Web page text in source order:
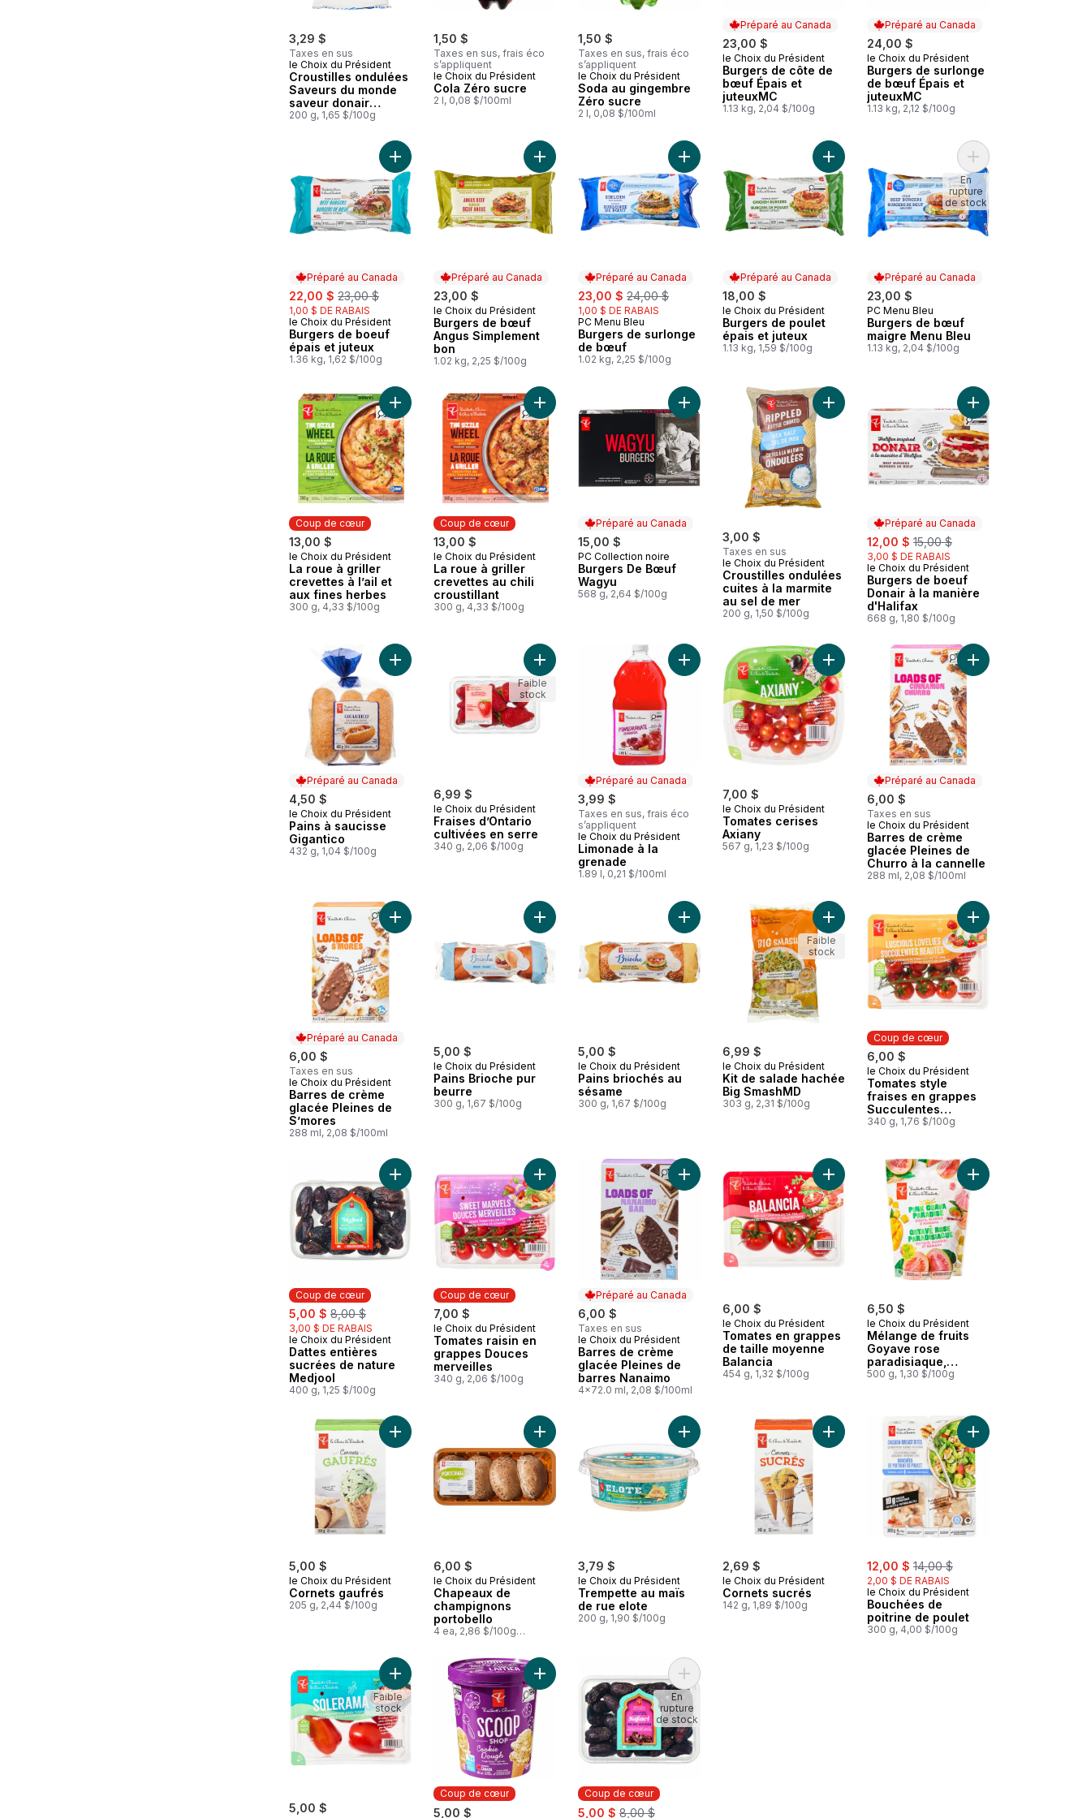
3,29 $
Taxes en sus
le Choix du Président
Croustilles ondulées
Saveurs du monde
saveur donair
d’Halifax
200 g, 1,65 $/100g
1,50 $
Taxes en sus, frais éco
s’appliquent
le Choix du Président
Cola Zéro sucre
2 l, 0,08 $/100ml
1,50 $
Taxes en sus, frais éco
s’appliquent
le Choix du Président
Soda au gingembre
Zéro sucre
2 l, 0,08 $/100ml
Préparé au Canada
23,00 $
Préparé au Canada
le Choix du Président
Burgers de côte de
bœuf Épais et
juteuxMC
1.13 kg, 2,04 $/100g
Préparé au Canada
24,00 $
Préparé au Canada
le Choix du Président
Burgers de surlonge
de bœuf Épais et
juteuxMC
1.13 kg, 2,12 $/100g
Préparé au Canada
sale:
22,00 $ , formerly:
23,00 $
1,00 $ DE RABAIS
Préparé au Canada
le Choix du Président
Burgers de boeuf
épais et juteux
1.36 kg, 1,62 $/100g
Ajouter Burgers de boeuf épais et juteux au panier
Préparé au Canada
23,00 $
Préparé au Canada
le Choix du Président
Burgers de bœuf
Angus Simplement
bon
1.02 kg, 2,25 $/100g
Ajouter Burgers de bœuf Angus Simplement bon au panier
Préparé au Canada
sale:
23,00 $ , formerly:
24,00 $
1,00 $ DE RABAIS
Préparé au Canada
PC Menu Bleu
Burgers de surlonge
de bœuf
1.02 kg, 2,25 $/100g
Ajouter Burgers de surlonge de bœuf au panier
Préparé au Canada
18,00 $
Préparé au Canada
le Choix du Président
Burgers de poulet
épais et juteux
1.13 kg, 1,59 $/100g
Ajouter Burgers de poulet épais et juteux au
Préparé au Canada
23,00 $
Préparé au Canada
PC Menu Bleu
Burgers de bœuf
maigre Menu Bleu
1.13 kg, 2,04 $/100g
Ajouter Burgers de
En
rupture
de stock
Coup de cœur
13,00 $
Coup de cœur
le Choix du Président
La roue à griller
crevettes à l’ail et
aux fines herbes
300 g, 4,33 $/100g
Ajouter La roue à griller crevettes à l’ail et aux fines herbes au panier
Coup de cœur
13,00 $
Coup de cœur
le Choix du Président
La roue à griller
crevettes au chili
croustillant
300 g, 4,33 $/100g
Ajouter La roue à griller crevettes au chili croustillant au panier
Préparé au Canada
15,00 $
Préparé au Canada
PC Collection noire
Burgers De Bœuf
Wagyu
568 g, 2,64 $/100g
Ajouter Burgers De Bœuf Wagyu au panier
3,00 $
Taxes en sus
le Choix du Président
Croustilles ondulées
cuites à la marmite
au sel de mer
200 g, 1,50 $/100g
Ajouter Croustilles ondulées cuites à la marmite
Préparé au Canada
sale:
12,00 $ , formerly:
15,00 $
3,00 $ DE RABAIS
Préparé au Canada
le Choix du Président
Burgers de boeuf
Donair à la manière
d'Halifax
668 g, 1,80 $/100g
Ajouter Burgers de
Préparé au Canada
4,50 $
Préparé au Canada
le Choix du Président
Pains à saucisse
Gigantico
432 g, 1,04 $/100g
Ajouter Pains à saucisse Gigantico au panier
6,99 $
le Choix du Président
Fraises d’Ontario
cultivées en serre
340 g, 2,06 $/100g
Ajouter Fraises d’Ontario cultivées en serre au panier
Faible
stock
Préparé au Canada
3,99 $
Taxes en sus, frais éco
s’appliquent
Préparé au Canada
le Choix du Président
Limonade à la
grenade
1.89 l, 0,21 $/100ml
Ajouter Limonade à la grenade au panier
7,00 $
le Choix du Président
Tomates cerises
Axiany
567 g, 1,23 $/100g
Ajouter Tomates cerises Axiany au panier
Préparé au Canada
6,00 $
Taxes en sus
Préparé au Canada
le Choix du Président
Barres de crème
glacée Pleines de
Churro à la cannelle
288 ml, 2,08 $/100ml
Ajouter Barres de
Préparé au Canada
6,00 $
Taxes en sus
Préparé au Canada
le Choix du Président
Barres de crème
glacée Pleines de
S’mores
288 ml, 2,08 $/100ml
Ajouter Barres de crème glacée Pleines de S’mores au panier
5,00 $
le Choix du Président
Pains Brioche pur
beurre
300 g, 1,67 $/100g
Ajouter Pains Brioche pur beurre au panier
5,00 $
le Choix du Président
Pains briochés au
sésame
300 g, 1,67 $/100g
Ajouter Pains briochés au sésame au panier
6,99 $
le Choix du Président
Kit de salade hachée
Big SmashMD
303 g, 2,31 $/100g
Ajouter Kit de salade hachée Big SmashMD au
Faible
stock
Coup de cœur
6,00 $
Coup de cœur
le Choix du Président
Tomates style
fraises en grappes
Succulentes
beautés
340 g, 1,76 $/100g
Ajouter Tomates
Coup de cœur
sale:
5,00 $ , formerly:
8,00 $
3,00 $ DE RABAIS
Coup de cœur
le Choix du Président
Dattes entières
sucrées de nature
Medjool
400 g, 1,25 $/100g
Ajouter Dattes entières sucrées de nature Medjool au panier
Coup de cœur
7,00 $
Coup de cœur
le Choix du Président
Tomates raisin en
grappes Douces
merveilles
340 g, 2,06 $/100g
Ajouter Tomates raisin en grappes Douces merveilles au panier
Préparé au Canada
6,00 $
Taxes en sus
Préparé au Canada
le Choix du Président
Barres de crème
glacée Pleines de
barres Nanaimo
4x72.0 ml, 2,08 $/100ml
Ajouter Barres de crème glacée Pleines de barres Nanaimo au panier
6,00 $
le Choix du Président
Tomates en grappes
de taille moyenne
Balancia
454 g, 1,32 $/100g
Ajouter Tomates en grappes de taille moyenne
6,50 $
le Choix du Président
Mélange de fruits
Goyave rose
paradisiaque,
goyave, mangue et
500 g, 1,30 $/100g
Ajouter Mélange de
5,00 $
le Choix du Président
Cornets gaufrés
205 g, 2,44 $/100g
Ajouter Cornets gaufrés au panier
6,00 $
le Choix du Président
Chapeaux de
champignons
portobello
4 ea, 2,86 $/100g
Ajouter Chapeaux de champignons portobello au panier
3,79 $
le Choix du Président
Trempette au maïs
de rue elote
200 g, 1,90 $/100g
Ajouter Trempette au maïs de rue elote au panier
2,69 $
le Choix du Président
Cornets sucrés
142 g, 1,89 $/100g
Ajouter Cornets sucrés au panier
sale:
12,00 $ , formerly:
14,00 $
2,00 $ DE RABAIS
le Choix du Président
Bouchées de
poitrine de poulet
300 g, 4,00 $/100g
Ajouter Bouchées de
5,00 $
Ajouter Tomates roma Solerama, style San Marzano au panier
Faible
stock
Coup de cœur
5,00 $
Ajouter Crème glacée Bar laitier, pâte à biscuits au panier
Coup de cœur
sale:
5,00 $ , formerly:
8,00 $
Ajouter Dattes entières sucrées de nature Safawi au panier
En
rupture
de stock